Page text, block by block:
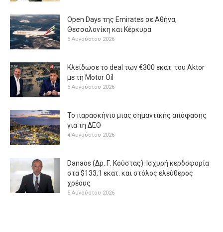
Open Days της Emirates σε Αθήνα,
Θεσσαλονίκη και Κέρκυρα
5 Αυγούστου 2026
Κλείδωσε το deal των €300 εκατ. του Aktor
με τη Μotor Oil
5 Αυγούστου 2026
Το παρασκήνιο μιας σημαντικής απόφασης
για τη ΔΕΘ
4 Αυγούστου 2026
Danaos (Δρ. Γ. Κούστας): Ισχυρή κερδοφορία
στα $133,1 εκατ. και στόλος ελεύθερος
χρέους
5 Αυγούστου 2026